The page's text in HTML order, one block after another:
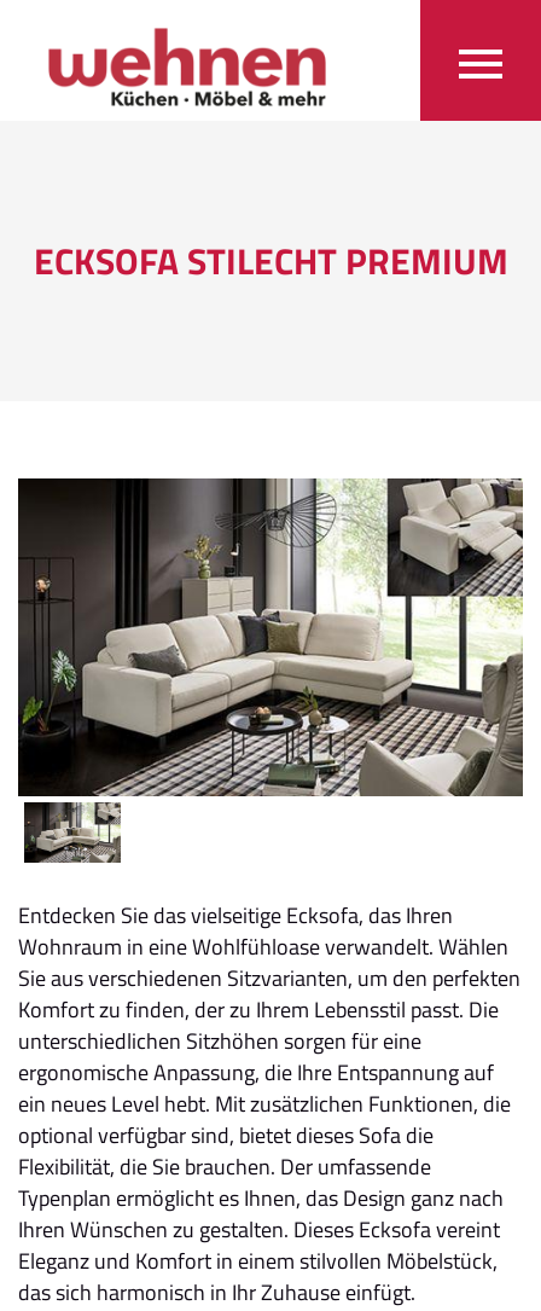
ECKSOFA STILECHT PREMIUM
Entdecken Sie das vielseitige Ecksofa, das Ihren
Wohnraum in eine Wohlfühloase verwandelt. Wählen
Sie aus verschiedenen Sitzvarianten, um den perfekten
Komfort zu finden, der zu Ihrem Lebensstil passt. Die
unterschiedlichen Sitzhöhen sorgen für eine
ergonomische Anpassung, die Ihre Entspannung auf
ein neues Level hebt. Mit zusätzlichen Funktionen, die
optional verfügbar sind, bietet dieses Sofa die
Flexibilität, die Sie brauchen. Der umfassende
Typenplan ermöglicht es Ihnen, das Design ganz nach
Ihren Wünschen zu gestalten. Dieses Ecksofa vereint
Eleganz und Komfort in einem stilvollen Möbelstück,
das sich harmonisch in Ihr Zuhause einfügt.